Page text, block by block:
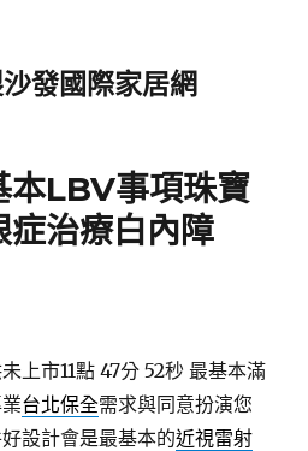
發國際家居網
本LBV事項珠寶
症治療白內障
上市11點 47分 52秒 最基本滿
台北保全需求與同意扮演您
設計會是最基本的近視雷射